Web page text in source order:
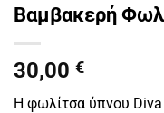
Βαμβακερή
30,00 €
Η φωλίτσα ύπνου Diva